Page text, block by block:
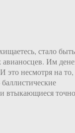
стало
авианосцев. Им
это несмотря на то,
втыкающиеся точно